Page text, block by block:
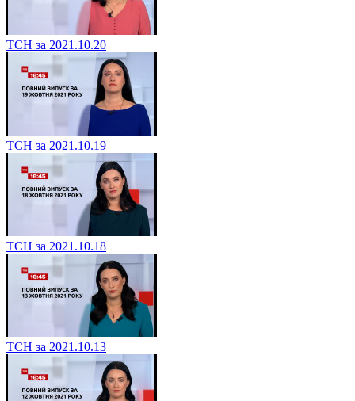
ТСН за 2021.10.20
ТСН за 2021.10.19
ТСН за 2021.10.18
ТСН за 2021.10.13